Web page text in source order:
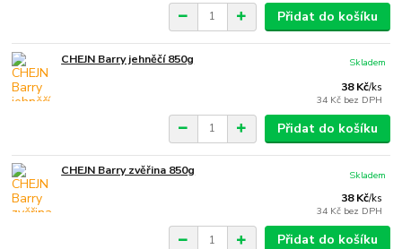
Přidat do košíku
CHEJN Barry jehněčí 850g
38 Kč/ks
34 Kč bez DPH
Skladem
Přidat do košíku
CHEJN Barry zvěřina 850g
38 Kč/ks
34 Kč bez DPH
Skladem
Přidat do košíku